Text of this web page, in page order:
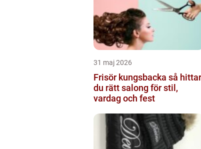
31 maj 2026
Frisör kungsbacka så hittar
du rätt salong för stil,
vardag och fest